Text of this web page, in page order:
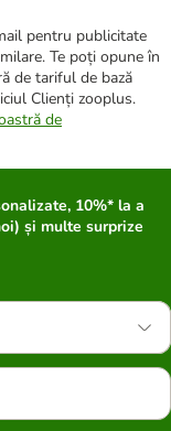
pentru publicitate
Te poți opune în
de tariful de bază
Clienți zooplus.
de
10%* la a
și multe surprize